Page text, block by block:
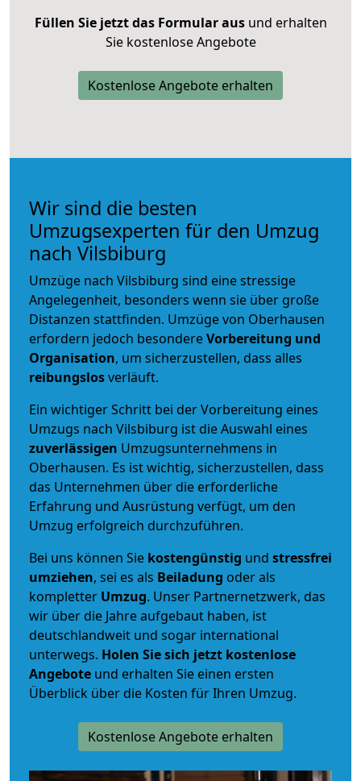
Füllen Sie jetzt das Formular ausund erhalten
Sie kostenlose Angebote
Kostenlose Angebote erhalten
Wir sind die besten
Umzugsexperten für den Umzug
nach Vilsbiburg
Umzüge nach Vilsbiburg sind eine stressige
Angelegenheit, besonders wenn sie über große
Distanzen stattfinden. Umzüge von Oberhausen
erfordern jedoch besondereVorbereitung und
Organisation, um sicherzustellen, dass alles
reibungslosverläuft.
Ein wichtiger Schritt bei der Vorbereitung eines
Umzugs nach Vilsbiburg ist die Auswahl eines
zuverlässigen Umzugsunternehmens in
Oberhausen. Es ist wichtig, sicherzustellen, dass
das Unternehmen über die erforderliche
Erfahrung und Ausrüstung verfügt, um den
Umzug erfolgreich durchzuführen.
Bei uns können Sie kostengünstig und stressfrei
umziehen, sei es als Beiladung oder als
kompletter Umzug. Unser Partnernetzwerk, das
wir über die Jahre aufgebaut haben, ist
deutschlandweit und sogar international
unterwegs. Holen Sie sich jetzt kostenlose
Angebote und erhalten Sie einen ersten
Überblick über die Kosten für Ihren Umzug.
Kostenlose Angebote erhalten